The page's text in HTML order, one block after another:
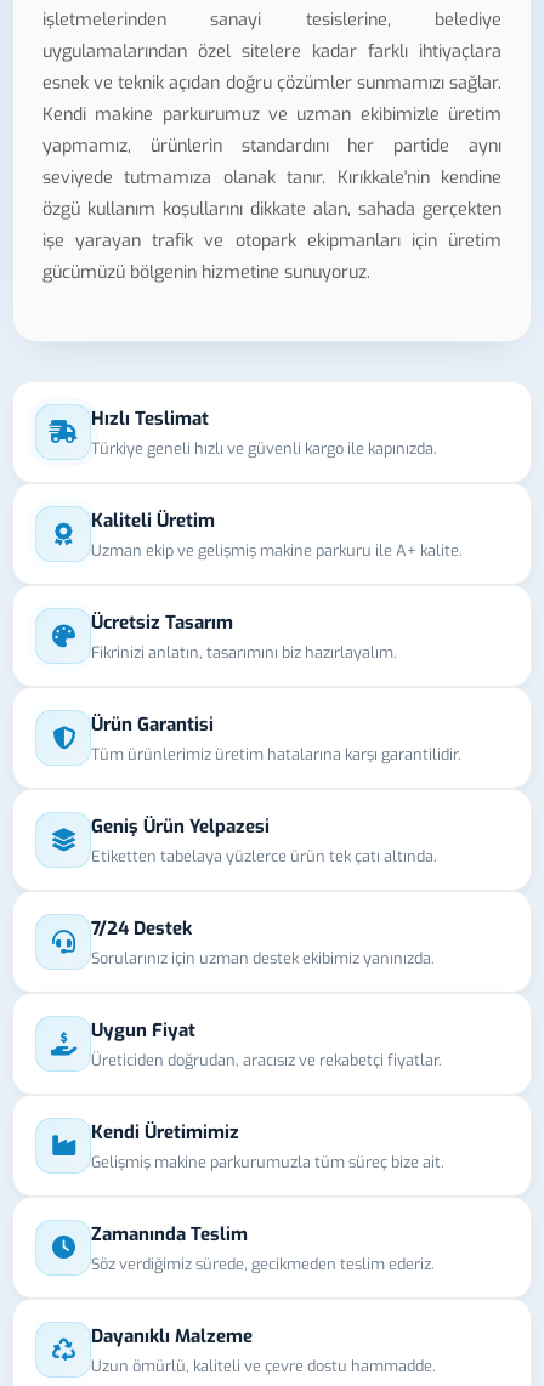
işletmelerinden sanayi tesislerine, belediye
uygulamalarından özel sitelere kadar farklı ihtiyaçlara
esnek ve teknik açıdan doğru çözümler sunmamızı sağlar.
Kendi makine parkurumuz ve uzman ekibimizle üretim
yapmamız, ürünlerin standardını her partide aynı
seviyede tutmamıza olanak tanır. Kırıkkale'nin kendine
özgü kullanım koşullarını dikkate alan, sahada gerçekten
işe yarayan trafik ve otopark ekipmanları için üretim
gücümüzü bölgenin hizmetine sunuyoruz.
Hızlı Teslimat
Türkiye geneli hızlı ve güvenli kargo ile kapınızda.
Kaliteli Üretim
Uzman ekip ve gelişmiş makine parkuru ile A+ kalite.
Ücretsiz Tasarım
Fikrinizi anlatın, tasarımını biz hazırlayalım.
Ürün Garantisi
Tüm ürünlerimiz üretim hatalarına karşı garantilidir.
Geniş Ürün Yelpazesi
Etiketten tabelaya yüzlerce ürün tek çatı altında.
7/24 Destek
Sorularınız için uzman destek ekibimiz yanınızda.
Uygun Fiyat
Üreticiden doğrudan, aracısız ve rekabetçi fiyatlar.
Kendi Üretimimiz
Gelişmiş makine parkurumuzla tüm süreç bize ait.
Zamanında Teslim
Söz verdiğimiz sürede, gecikmeden teslim ederiz.
Dayanıklı Malzeme
Uzun ömürlü, kaliteli ve çevre dostu hammadde.